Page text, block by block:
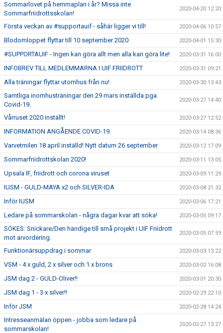
Sommarlovet på hemmaplan i år? Missa inte
Sommarfriidrottsskolan!
2020-04-20 12:20
Första veckan av #supportauif - såhär ligger vi till! 2020-04-06 10:57
Blodomloppet flyttar till 10 september 2020 2020-04-01 15:30
#SUPPORTAUIF - Ingen kan göra allt men alla kan göra lite! 2020-03-31 16:00
INFOBREV TILL MEDLEMMARNA I UIF FRIIDROTT 2020-03-31 09:21
Alla träningar flyttar utomhus från nu! 2020-03-30 13:43
Samtliga inomhusträningar den 29 mars inställda pga
Covid-19.
2020-03-27 14:40
Vårruset 2020 inställt! 2020-03-27 12:52
INFORMATION ANGÅENDE COVID-19 2020-03-14 08:36
Varvetmilen 18 april inställd! Nytt datum 26 september 2020-03-12 17:09
Sommarfriidrottskolan 2020! 2020-03-11 13:05
Upsala IF, friidrott och corona viruset 2020-03-09 11:29
IUSM - GULD-MAYA x2 och SILVER-IDA 2020-03-08 21:32
Inför IUSM 2020-03-06 17:21
Ledare på sommarskolan - några dagar kvar att söka! 2020-03-05 09:17
SÖKES: Snickare/Den händige till små projekt i UIF Friidrott
mot arvordering.
2020-03-05 07:59
Funktionärsuppdrag i sommar 2020-03-03 13:22
VSM - 4 x guld, 2 x silver och 1 x brons 2020-03-02 16:08
JSM dag 2 - GULD-Oliver!! 2020-03-01 20:30
JSM dag 1 - 3 x silver!! 2020-02-29 22:10
Inför JSM 2020-02-28 14:24
Intresseanmälan öppen - jobba som ledare på
sommarskolan!
2020-02-27 13:27